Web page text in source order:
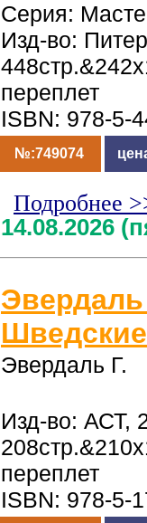
Серия:
Изд-во:
переплет
ISBN: 978-5-
№:749074
Подробнее
14.08.2026
Эвердаль Г.
Изд-во: АСТ,
переплет
ISBN: 978-5-